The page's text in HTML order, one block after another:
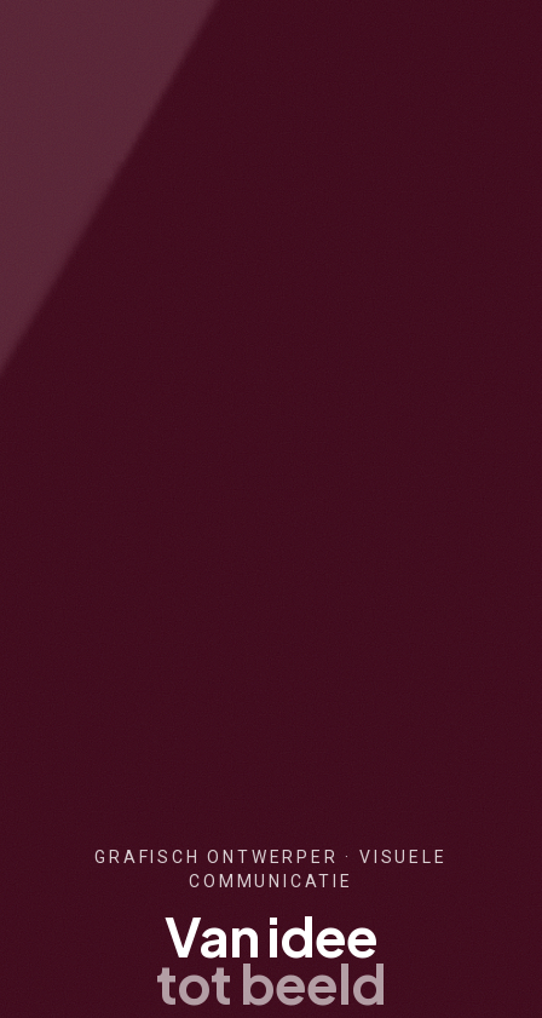
GRAFISCH ONTWERPER · VISUELE
COMMUNICATIE
Van idee
tot beeld